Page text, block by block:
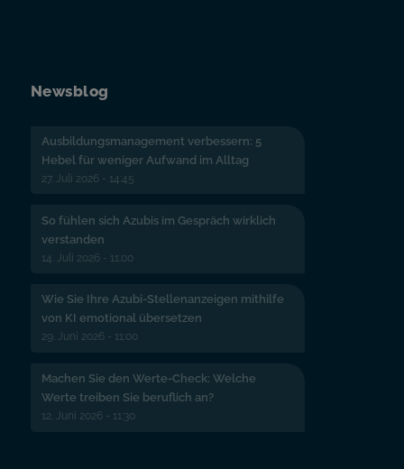
Newsblog
Ausbildungsmanagement verbessern: 5
Hebel für weniger Aufwand im Alltag
27. Juli 2026 - 14:45
So fühlen sich Azubis im Gespräch wirklich
verstanden
14. Juli 2026 - 11:00
Wie Sie Ihre Azubi-Stellenanzeigen mithilfe
von KI emotional übersetzen
29. Juni 2026 - 11:00
Machen Sie den Werte-Check: Welche
Werte treiben Sie beruflich an?
12. Juni 2026 - 11:30